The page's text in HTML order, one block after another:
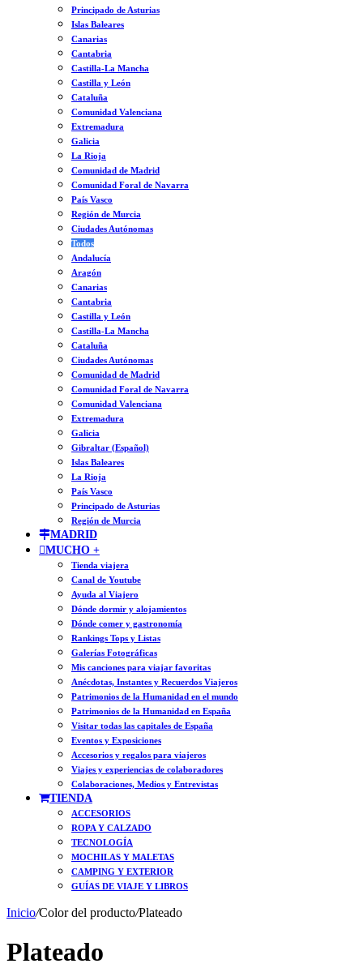
Principado de Asturias
Islas Baleares
Canarias
Cantabria
Castilla-La Mancha
Castilla y León
Cataluña
Comunidad Valenciana
Extremadura
Galicia
La Rioja
Comunidad de Madrid
Comunidad Foral de Navarra
País Vasco
Región de Murcia
Ciudades Autónomas
Todos
Andalucía
Aragón
Canarias
Cantabria
Castilla y León
Castilla-La Mancha
Cataluña
Ciudades Autónomas
Comunidad de Madrid
Comunidad Foral de Navarra
Comunidad Valenciana
Extremadura
Galicia
Gibraltar (Español)
Islas Baleares
La Rioja
País Vasco
Principado de Asturias
Región de Murcia
MADRID
MUCHO +
Tienda viajera
Canal de Youtube
Ayuda al Viajero
Dónde dormir y alojamientos
Dónde comer y gastronomía
Rankings Tops y Listas
Galerías Fotográficas
Mis canciones para viajar favoritas
Anécdotas, Instantes y Recuerdos Viajeros
Patrimonios de la Humanidad en el mundo
Patrimonios de la Humanidad en España
Visitar todas las capitales de España
Eventos y Exposiciones
Accesorios y regalos para viajeros
Viajes y experiencias de colaboradores
Colaboraciones, Medios y Entrevistas
TIENDA
ACCESORIOS
ROPA Y CALZADO
TECNOLOGÍA
MOCHILAS Y MALETAS
CAMPING Y EXTERIOR
GUÍAS DE VIAJE Y LIBROS
Inicio/Color del producto/Plateado
Plateado